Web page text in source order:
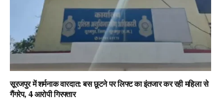
सूरजपुर में शर्मनाक वारदात: बस छूटने पर लिफ्ट का इंतजार कर रही महिला से
गैंगरेप, 4 आरोपी गिरफ्तार